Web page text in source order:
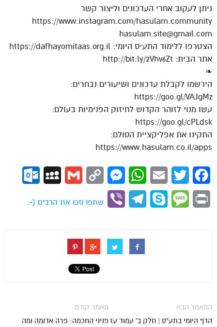
ניתן לעקוב אחרי העדכונים וליצור קשר
https://www.instagram.com/hasulam.community
hasulam.site@gmail.com
הצטרפו ללימוד התע״ס היומי: https://dafhayomitaas.org.il
אתר הבית: http://bit.ly/2Vhv6Zt
❧
הירשמו לקבלת עדכונים ושיעורים נבחרים:
https://goo.gl/VAJgMz
עשו מנוי לזוהר הקדוש לחיזוק הפנימיות בעולם:
https://goo.gl/cPLdsk
התקינו את אפליקציית הסולם:
https://www.hasulam.co.il/apps
Facebook
Twitter
Email
WhatsApp
Messenger
Copy
Gmail
MySpace
Print
Message
Skype
Telegram
Viber
שתפו וזכו את הרבים (-:
מאמר קודם
פניני החכמה: פרה אדומה ומה
המאמר הבא
הדף היומי בתע"ס | חלק ב' עמוד עז